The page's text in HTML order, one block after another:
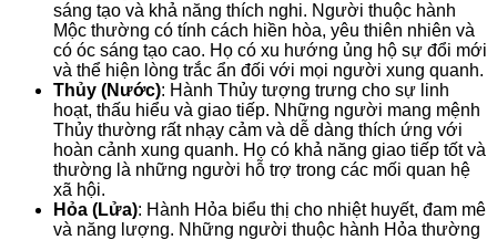
sáng tạo và khả năng thích nghi. Người thuộc hành
Mộc thường có tính cách hiền hòa, yêu thiên nhiên và
có óc sáng tạo cao. Họ có xu hướng ủng hộ sự đổi mới
và thể hiện lòng trắc ẩn đối với mọi người xung quanh.
Thủy (Nước): Hành Thủy tượng trưng cho sự linh
hoạt, thấu hiểu và giao tiếp. Những người mang mệnh
Thủy thường rất nhạy cảm và dễ dàng thích ứng với
hoàn cảnh xung quanh. Họ có khả năng giao tiếp tốt và
thường là những người hỗ trợ trong các mối quan hệ
xã hội.
Hỏa (Lửa): Hành Hỏa biểu thị cho nhiệt huyết, đam mê
và năng lượng. Những người thuộc hành Hỏa thường